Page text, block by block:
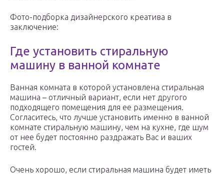
Фото-подборка дизайнерского креатива в
заключение:
Где установить стиральную
машину в ванной комнате
Ванная комната в которой установлена стиральная
машина – отличный вариант, если нет другого
подходящего помещения для ее размещения.
Согласитесь, что лучше установить именно в ванной
комнате стиральную машину, чем на кухне, где шум
от нее будет постоянно раздражать Вас и ваших
гостей.
Очень хорошо, если стиральная машина будет иметь